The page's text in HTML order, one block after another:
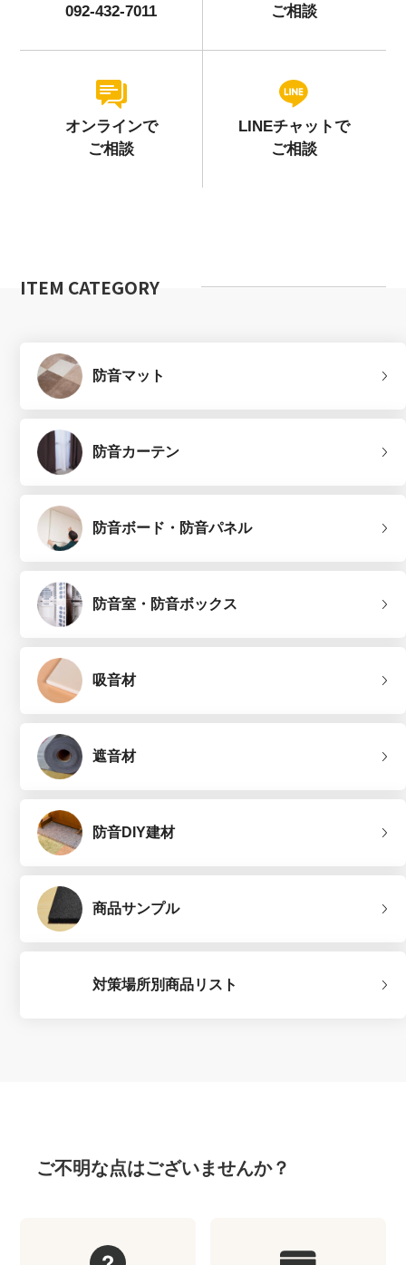
092-432-7011
ご相談
オンラインで
ご相談
LINEチャットで
ご相談
ITEM CATEGORY
防音マット
防音カーテン
防音ボード・防音パネル
防音室・防音ボックス
吸音材
遮音材
防音DIY建材
商品サンプル
対策場所別商品リスト
ご不明な点はございませんか？